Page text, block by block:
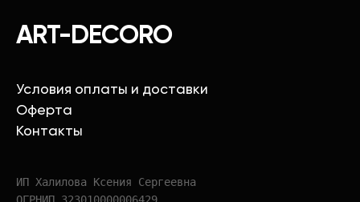
ART-DECORO
Условия оплаты и доставки
Оферта
Контакты
ИП Халилова Ксения Сергеевна